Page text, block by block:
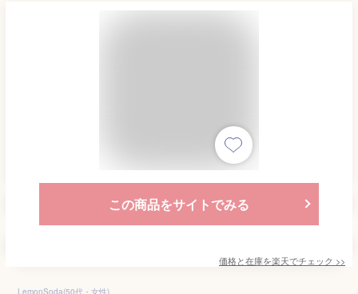
この商品をサイトでみる
価格と在庫を楽天でチェック >>
LemonSoda(50代・女性)